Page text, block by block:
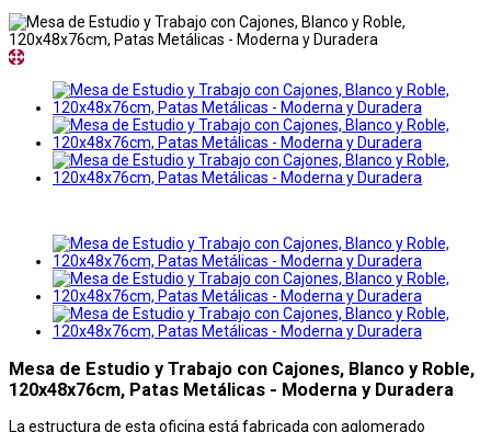
Mesa de Estudio y Trabajo con Cajones, Blanco y Roble,
120x48x76cm, Patas Metálicas - Moderna y Duradera
La estructura de esta oficina está fabricada con aglomerado